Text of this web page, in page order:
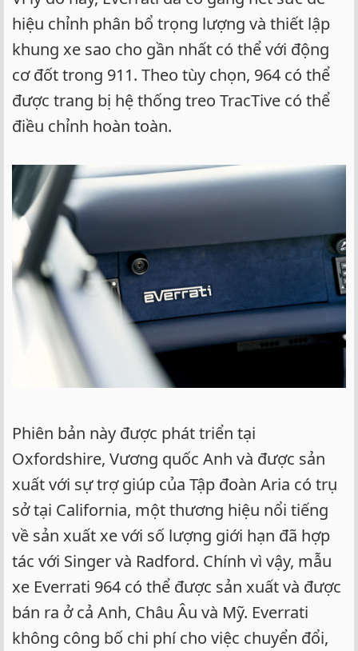
hiệu chỉnh phân bổ trọng lượng và thiết lập
khung xe sao cho gần nhất có thể với động
cơ đốt trong 911. Theo tùy chọn, 964 có thể
được trang bị hệ thống treo TracTive có thể
điều chỉnh hoàn toàn.
Phiên bản này được phát triển tại
Oxfordshire, Vương quốc Anh và được sản
xuất với sự trợ giúp của Tập đoàn Aria có trụ
sở tại California, một thương hiệu nổi tiếng
về sản xuất xe với số lượng giới hạn đã hợp
tác với Singer và Radford. Chính vì vậy, mẫu
xe Everrati 964 có thể được sản xuất và được
bán ra ở cả Anh, Châu Âu và Mỹ. Everrati
không công bố chi phí cho việc chuyển đổi,